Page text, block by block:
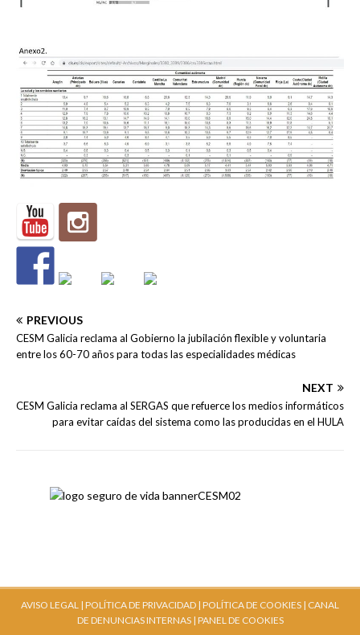
PREVIOUS
CESM Galicia reclama al Gobierno la jubilación flexible y voluntaria
entre los 60-70 años para todas las especialidades médicas
NEXT
CESM Galicia reclama al SERGAS que refuerce los medios informáticos
para evitar caídas del sistema como las producidas en el HULA
AVISO LEGAL | POLÍTICA DE PRIVACIDAD | POLÍTICA DE COOKIES | CANAL
DE DENUNCIAS INTERNAS| PANEL DE COOKIES